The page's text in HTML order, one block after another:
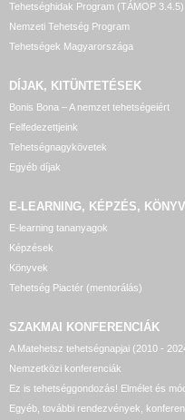
Tehetséghidak Program (TÁMOP 3.4.5)
Nemzeti Tehetség Program
Tehetségek Magyarországa
DÍJAK, KITÜNTETÉSEK
Bonis Bona – A nemzet tehetségeiért
Felfedezettjeink
Tehetségnagykövetek
Egyéb díjak
E-LEARNING, KÉPZÉS,
E-learning tananyagok
Képzések
Könyvek
Tehetség Piactér (mentorálás)
SZAKMAI KONFERENCIÁK
A Matehetsz tehetségnapjai (2010 -
Nemzetközi konferenciák
Ez is tehetséggondozás! Elmélet és
Egyéb, további rendezvények,